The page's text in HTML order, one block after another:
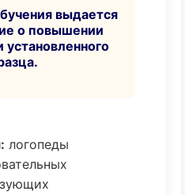
выдается
о повышении
логопеды